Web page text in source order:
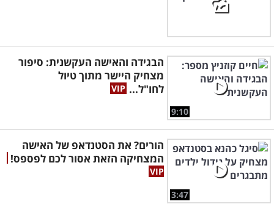
9:10
הבגידה והאישה העקשנית: סיפור
מצחיק היישר מתוך טיול
לחו"ל...
3:47
הורים? את הסטנדאפ של האישה
המצחיקה הזאת אסור לכם לפספס!